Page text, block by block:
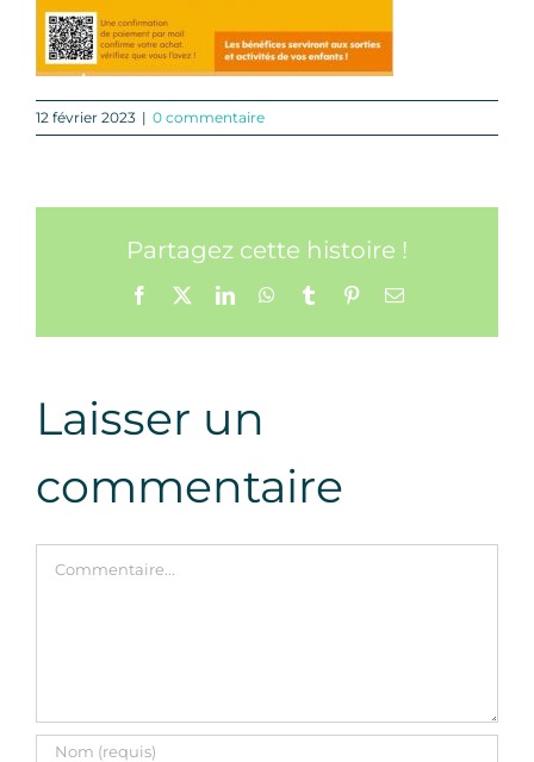
12 février 2023 | 0 commentaire
Partagez cette histoire !
Facebook LinkedInWhatsApp
Tumblr PinterestEmail
Laisser un
commentaire